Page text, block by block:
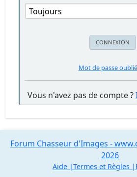
Mot de passe
Vous n'avez pas de compte ?
Forum Chasseur d'Images -
2026
Aide Termes et Règles